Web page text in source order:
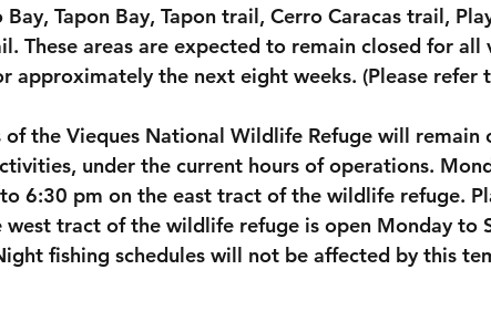
Tapon Bay, Tapon trail, Cerro Caracas trail,
These areas are expected to remain closed for all
approximately the next eight weeks. (Please refer
of the Vieques National Wildlife Refuge will remain
under the current hours of operations.
6:30 pm on the east tract of the wildlife refuge.
west tract of the wildlife refuge is open Monday to
fishing schedules will not be affected by this